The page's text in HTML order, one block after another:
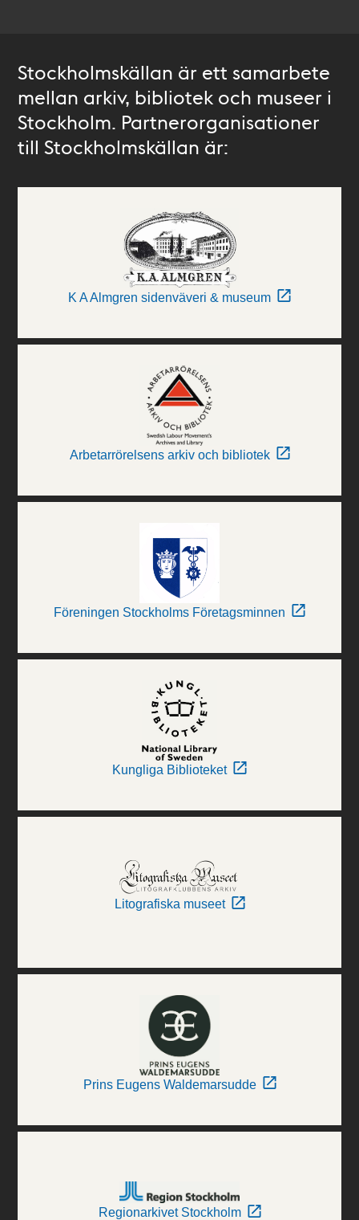
Stockholmskällan är ett samarbete
mellan arkiv, bibliotek och museer i
Stockholm. Partnerorganisationer
till Stockholmskällan är:
K A Almgren sidenväveri & museum
Arbetarrörelsens arkiv och bibliotek
Föreningen Stockholms Företagsminnen
Kungliga Biblioteket
Litografiska museet
Prins Eugens Waldemarsudde
Regionarkivet Stockholm